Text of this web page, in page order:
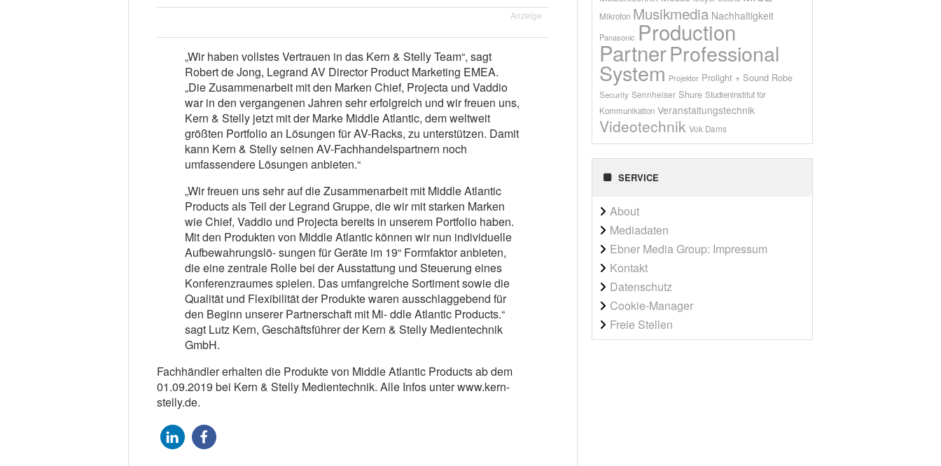
Anzeige
„Wir haben vollstes Vertrauen in das Kern & Stelly Team“, sagt
Robert de Jong, Legrand AV Director Product Marketing EMEA.
„Die Zusammenarbeit mit den Marken Chief, Projecta und Vaddio
war in den vergangenen Jahren sehr erfolgreich und wir freuen uns,
Kern & Stelly jetzt mit der Marke Middle Atlantic, dem weltweit
größten Portfolio an Lösungen für AV-Racks, zu unterstützen. Damit
kann Kern & Stelly seinen AV-Fachhandelspartnern noch
umfassendere Lösungen anbieten.“
„Wir freuen uns sehr auf die Zusammenarbeit mit Middle Atlantic
Products als Teil der Legrand Gruppe, die wir mit starken Marken
wie Chief, Vaddio und Projecta bereits in unserem Portfolio haben.
Mit den Produkten von Middle Atlantic können wir nun individuelle
Aufbewahrungslö- sungen für Geräte im 19“ Formfaktor anbieten,
die eine zentrale Rolle bei der Ausstattung und Steuerung eines
Konferenzraumes spielen. Das umfangreiche Sortiment sowie die
Qualität und Flexibilität der Produkte waren ausschlaggebend für
den Beginn unserer Partnerschaft mit Mi- ddle Atlantic Products.“
sagt Lutz Kern, Geschäftsführer der Kern & Stelly Medientechnik
GmbH.
Fachhändler erhalten die Produkte von Middle Atlantic Products ab dem
01.09.2019 bei Kern & Stelly Medientechnik. Alle Infos unter www.kern-
stelly.de.
Mikrofon Musikmedia Nachhaltigkeit
Panasonic Production
PartnerProfessional
System Projektor Prolight + Sound Robe
Security Sennheiser Shure Studieninstitut für
Kommunikation Veranstaltungstechnik
Videotechnik Vok Dams
SERVICE
About
Mediadaten
Ebner Media Group: Impressum
Kontakt
Datenschutz
Cookie-Manager
Freie Stellen